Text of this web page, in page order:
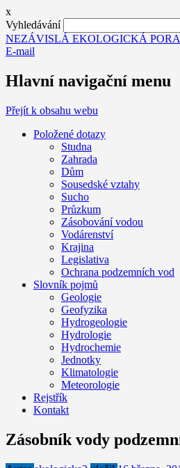
x
Vyhledávání
NEZÁVISLÁ EKOLOGICKÁ
E-mail
Hlavní navigační menu
Přejít k obsahu webu
Položené dotazy
Studna
Zahrada
Dům
Sousedské vztahy
Sucho
Průzkum
Zásobování vodou
Vodárenství
Krajina
Legislativa
Ochrana podzemních vod
Slovník pojmů
Geologie
Geofyzika
Hydrogeologie
Hydrologie
Hydrochemie
Jednotky
Klimatologie
Meteorologie
Rejstřík
Kontakt
Zásobník vody